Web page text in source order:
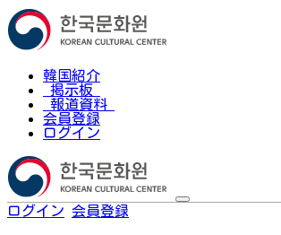
韓国紹介
掲示板
報道資料
会員登録
ログイン
ログイン 会員登録